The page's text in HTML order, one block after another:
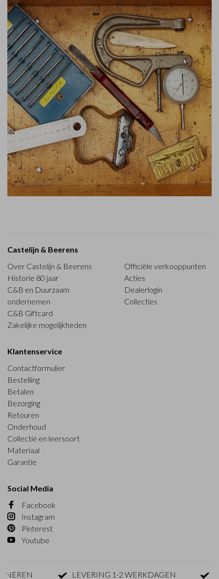
Castelijn & Beerens
Over Castelijn & Beerens
Historie 80 jaar
C&B en Duurzaam
ondernemen
C&B Giftcard
Zakelijke mogelijkheden
Officiële verkooppunten
Acties
Dealerlogin
Collecties
Klantenservice
Contactformulier
Bestelling
Betalen
Bezorging
Retouren
Onderhoud
Collectie en leersoort
Materiaal
Garantie
Social Media
Facebook
Instagram
Pinterest
Youtube
LEVERING 1-2 WERKDAGEN